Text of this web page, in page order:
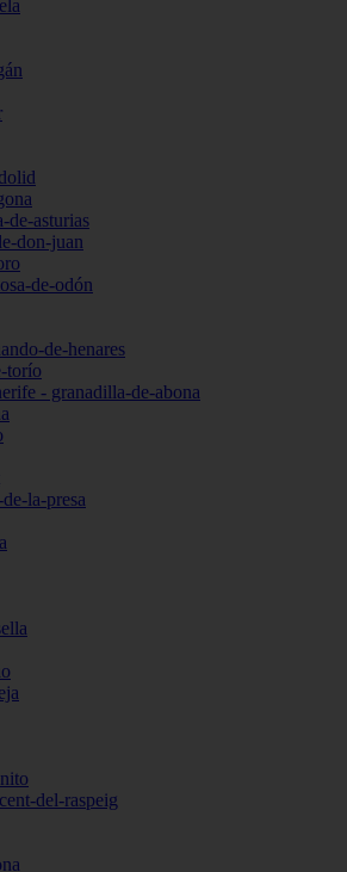
de-asturias
don-juan
de-odón
de-henares
torío
- granadilla-de-abona
la-presa
del-raspeig